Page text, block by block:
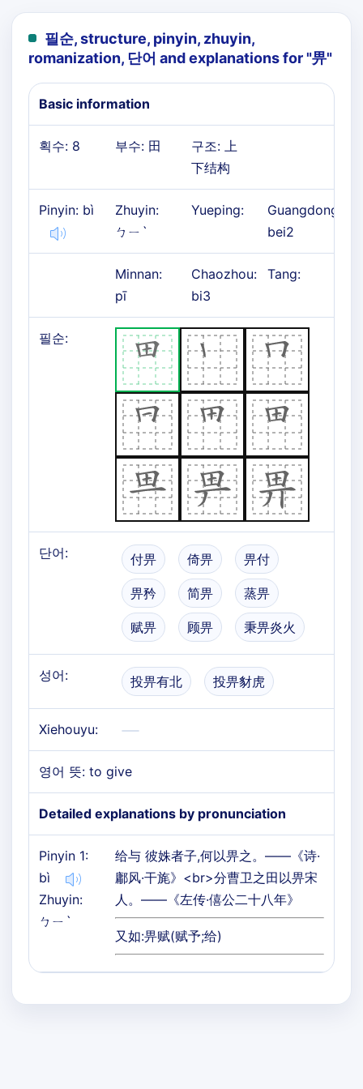
필순, structure, pinyin, zhuyin,
romanization, 단어 and explanations for "畀"
Basic information
획수: 8 부수: 田
구조: 上
下结构
Pinyin: bì
Zhuyin:
ㄅㄧˋ
Yueping:
Guangdong:
bei2
Minnan:
pī
Chaozhou:
bi3
Tang:
필순:
단어: 付畀 倚畀 畀付
畀矜 简畀 蒸畀
赋畀 顾畀 秉畀炎火
성어: 投畀有北 投畀豺虎
Xiehouyu:
영어 뜻: to give
Detailed explanations by pronunciation
Pinyin 1:
bì
Zhuyin:
ㄅㄧˋ
给与 彼姝者子,何以畀之。——《诗·
鄘风·干旄》<br>分曹卫之田以畀宋
人。——《左传·僖公二十八年》
又如:畀赋(赋予;给)